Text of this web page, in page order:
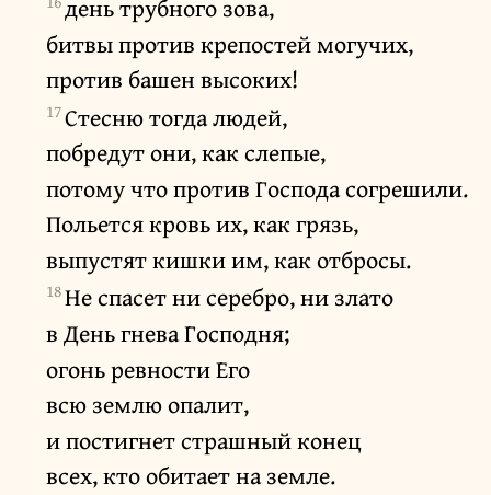
день трубного зова,
битвы против крепостей могучих,
против башен высоких!
17Стесню тогда людей,
побредут они, как слепые,
потому что против Господа согрешили.
Польется кровь их, как грязь,
выпустят кишки им, как отбросы.
18Не спасет ни серебро, ни злато
в День гнева Господня;
огонь ревности Его
всю землю опалит,
и постигнет страшный конец
всех, кто обитает на земле.